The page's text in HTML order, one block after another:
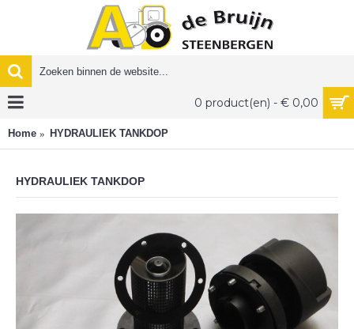
0 product(en) - € 0,00
Home HYDRAULIEK TANKDOP
HYDRAULIEK TANKDOP